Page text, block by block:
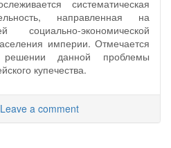
систематическая
направленная на
социально-экономической
империи. Отмечается
решении данной проблемы
купечества.
Leave a comment